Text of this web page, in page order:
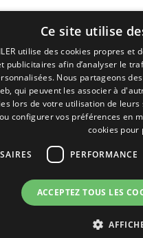
Pages
R. commercial
Portail emploi
Infos
Ce site utilise
utilise des cookies propres
publicitaires afin d’analyser le
Nous partageons
qui peuvent les associer à
lors de votre utilisation de leurs
configurer vos préférences en
cookies pour
PERFORMANCE
ACCEPTEZ TOUS LES